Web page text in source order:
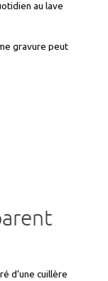
au lave
gravure peut
d’une cuillère